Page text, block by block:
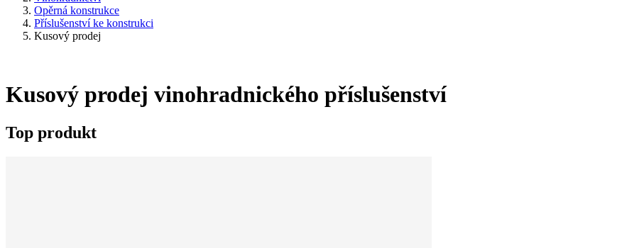
Opěrná konstrukce
Příslušenství ke konstrukci
Kusový prodej
Kusový prodej vinohradnického příslušenství
Top produkt